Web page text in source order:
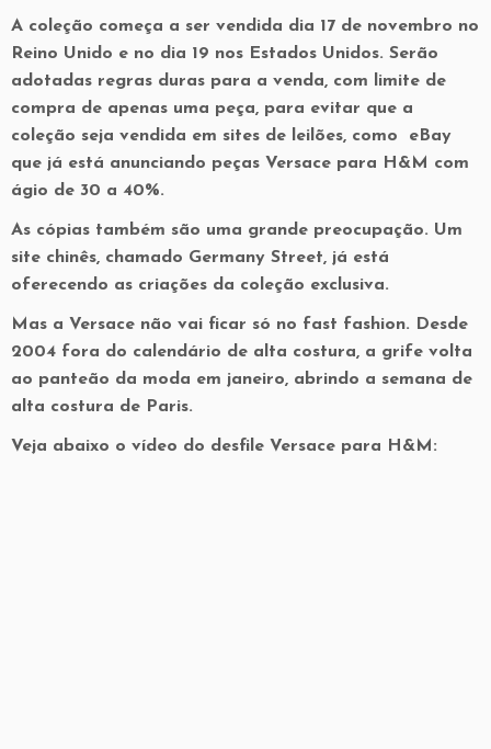
A coleção começa a ser vendida dia 17 de novembro no
Reino Unido e no dia 19 nos Estados Unidos. Serão
adotadas regras duras para a venda, com limite de
compra de apenas uma peça, para evitar que a
coleção seja vendida em sites de leilões, como eBay
que já está anunciando peças Versace para H&M com
ágio de 30 a 40%.
As cópias também são uma grande preocupação. Um
site chinês, chamado Germany Street, já está
oferecendo as criações da coleção exclusiva.
Mas a Versace não vai ficar só no fast fashion. Desde
2004 fora do calendário de alta costura, a grife volta
ao panteão da moda em janeiro, abrindo a semana de
alta costura de Paris.
Veja abaixo o vídeo do desfile Versace para H&M: